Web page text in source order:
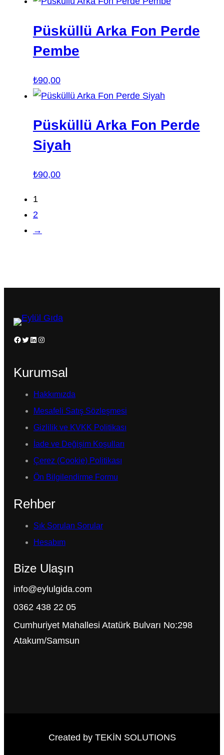
Püsküllü Arka Fon Perde
Pembe
₺90,00
Püsküllü Arka Fon Perde
Siyah
₺90,00
1
2
→
Facebook Twitter LinkedIn Instagram
Kurumsal
Hakkımızda
Mesafeli Satış Sözleşmesi
Gizlilik ve KVKK Politikası
İade ve Değişim Koşulları
Çerez (Cookie) Politikası
Ön Bilgilendirme Formu
Rehber
Sık Sorulan Sorular
Hesabım
Bize Ulaşın
info@eylulgida.com
0362 438 22 05
Cumhuriyet Mahallesi Atatürk Bulvarı No:298
Atakum/Samsun
Created by TEKİN SOLUTIONS